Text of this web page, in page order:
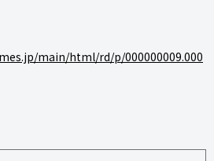
main/html/rd/p/000000009.000